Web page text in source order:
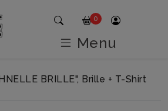
BRILLE", Brille + T-Shirt
0
Menu